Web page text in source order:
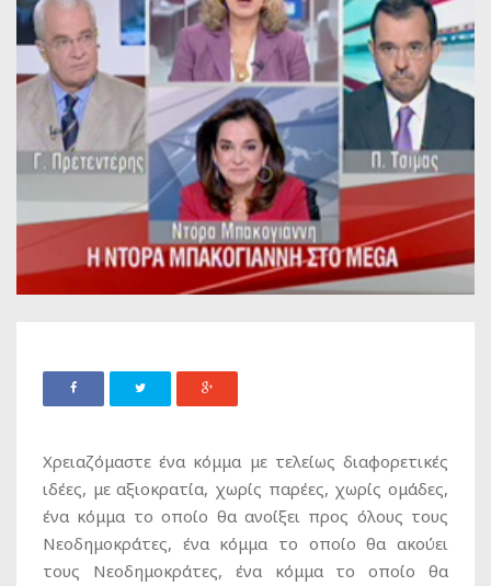
Χρειαζόμαστε ένα κόμμα με τελείως διαφορετικές
ιδέες, με αξιοκρατία, χωρίς παρέες, χωρίς ομάδες,
ένα κόμμα το οποίο θα ανοίξει προς όλους τους
Νεοδημοκράτες, ένα κόμμα το οποίο θα ακούει
τους Νεοδημοκράτες, ένα κόμμα το οποίο θα